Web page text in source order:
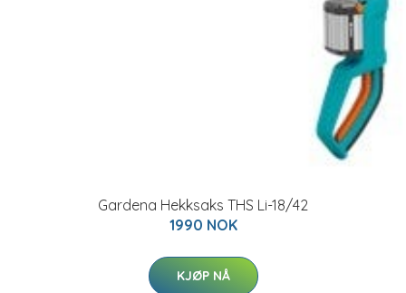
Gardena Hekksaks THS Li-18/42
1990 NOK
KJØP NÅ